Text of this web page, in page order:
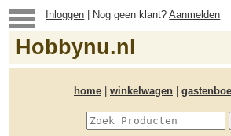
Inloggen | Nog geen klant?Aanmelden
Hobbynu.nl
home winkelwagen